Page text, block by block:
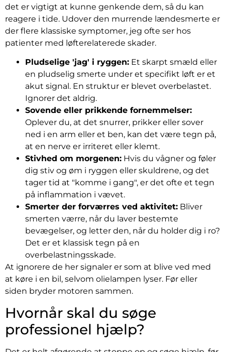
det er vigtigt at kunne genkende dem, så du kan
reagere i tide. Udover den murrende lændesmerte er
der flere klassiske symptomer, jeg ofte ser hos
patienter med løfterelaterede skader.
Pludselige 'jag' i ryggen: Et skarpt smæld eller
en pludselig smerte under et specifikt løft er et
akut signal. En struktur er blevet overbelastet.
Ignorer det aldrig.
Sovende eller prikkende fornemmelser:
Oplever du, at det snurrer, prikker eller sover
ned i en arm eller et ben, kan det være tegn på,
at en nerve er irriteret eller klemt.
Stivhed om morgenen: Hvis du vågner og føler
dig stiv og øm i ryggen eller skuldrene, og det
tager tid at "komme i gang", er det ofte et tegn
på inflammation i vævet.
Smerter der forværres ved aktivitet: Bliver
smerten værre, når du laver bestemte
bevægelser, og letter den, når du holder dig i ro?
Det er et klassisk tegn på en
overbelastningsskade.
At ignorere de her signaler er som at blive ved med
at køre i en bil, selvom olielampen lyser. Før eller
siden bryder motoren sammen.
Hvornår skal du søge
professionel hjælp?